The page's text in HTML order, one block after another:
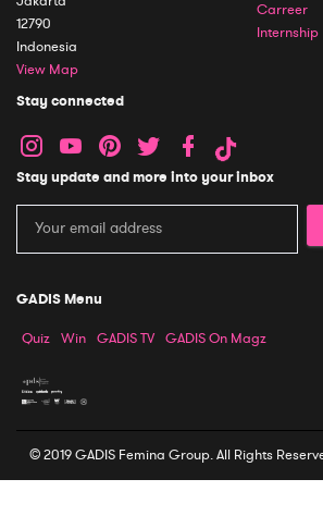
12790
Indonesia
View Map
Carreer
Internship
Stay connected
Stay update and more into your inbox
GADIS Menu
Quiz Win GADIS TV GADIS On Magz
© 2019 GADIS Femina Group. All Rights